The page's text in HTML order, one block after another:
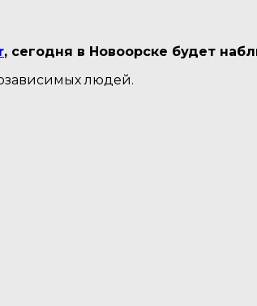
, сегодня в Новоорске будет
людей.